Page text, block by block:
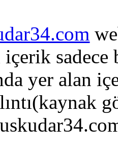
içerik sadece
yer alan